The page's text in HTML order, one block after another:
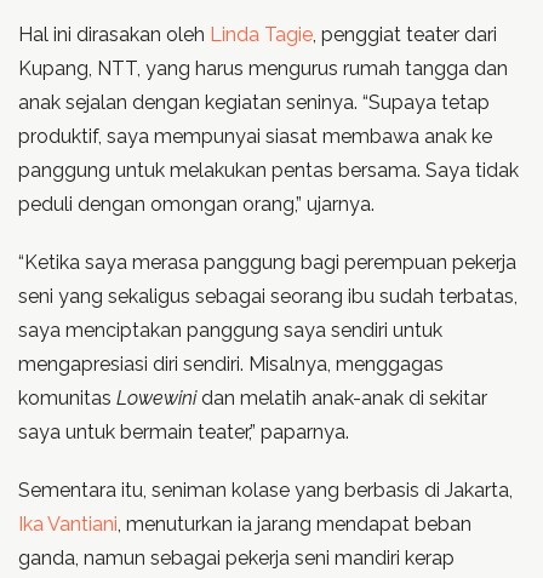
Hal ini dirasakan oleh Linda Tagie , penggiat teater dari
Kupang, NTT, yang harus mengurus rumah tangga dan
anak sejalan dengan kegiatan seninya. “Supaya tetap
produktif, saya mempunyai siasat membawa anak ke
panggung untuk melakukan pentas bersama. Saya tidak
peduli dengan omongan orang,” ujarnya.
“Ketika saya merasa panggung bagi perempuan pekerja
seni yang sekaligus sebagai seorang ibu sudah terbatas,
saya menciptakan panggung saya sendiri untuk
mengapresiasi diri sendiri. Misalnya, menggagas
komunitas Lowewinidan melatih anak-anak di sekitar
saya untuk bermain teater,” paparnya.
Sementara itu, seniman kolase yang berbasis di Jakarta,
Ika Vantiani , menuturkan ia jarang mendapat beban
ganda, namun sebagai pekerja seni mandiri kerap